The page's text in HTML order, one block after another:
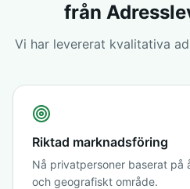
från
Vi har levererat kvalitativa
Riktad marknadsföring
Nå privatpersoner baserat på
och geografiskt område.